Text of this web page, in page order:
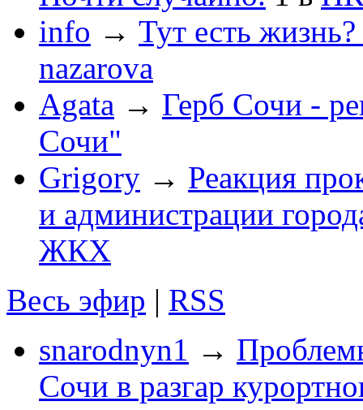
info → Тут есть
nazarova
Agata → Герб Сочи -
Сочи"
Grigory → Реакция
и администрации
ЖКХ
Весь эфир | RSS
snarodnyn1 →
Сочи в разгар